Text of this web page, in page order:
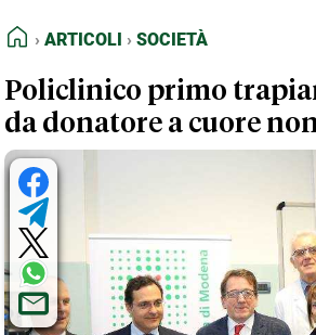
FEED RSS
NORMATIVE DEONTOLOGICHE
TERMINI e CONDIZIONI
HOME
ARTICOLI SOCIETÀ
Policlinico primo
da donatore a cuore